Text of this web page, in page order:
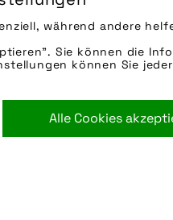
während andere
Sie können die
können Sie
Alle Cookies